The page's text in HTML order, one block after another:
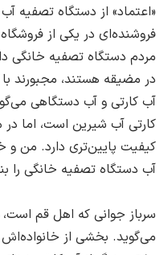
«اعتماد» از دستگاه تصفیه
فروشنده‌ای در یکی از
مردم دستگاه تصفیه خانگی
در مضیقه هستند، ‌مجبورند
آب کارتی و آب دستگاهی
کارتی آب شیرین است، ‌اما
‌کیفیت پایین‌تری دارد. من و
آب دستگاه تصفیه خانگی را
سرباز جوانی که اهل قم
می‌گوید. بخشی از خانواده‌اش